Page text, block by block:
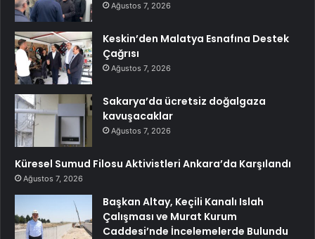
Ağustos 7, 2026
Keskin’den Malatya Esnafına Destek
Çağrısı
Ağustos 7, 2026
Sakarya’da ücretsiz doğalgaza
kavuşacaklar
Ağustos 7, 2026
Küresel Sumud Filosu Aktivistleri Ankara’da Karşılandı
Ağustos 7, 2026
Başkan Altay, Keçili Kanalı Islah
Çalışması ve Murat Kurum
Caddesi’nde İncelemelerde Bulundu